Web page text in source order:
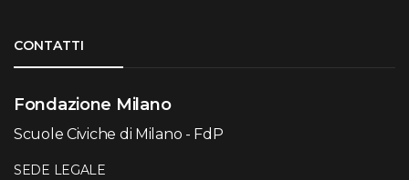
CONTATTI
Fondazione Milano
Scuole Civiche di Milano - FdP
SEDE LEGALE